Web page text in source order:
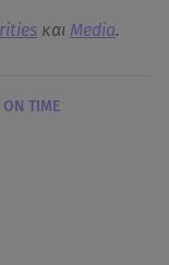
και Media.
ON TIME